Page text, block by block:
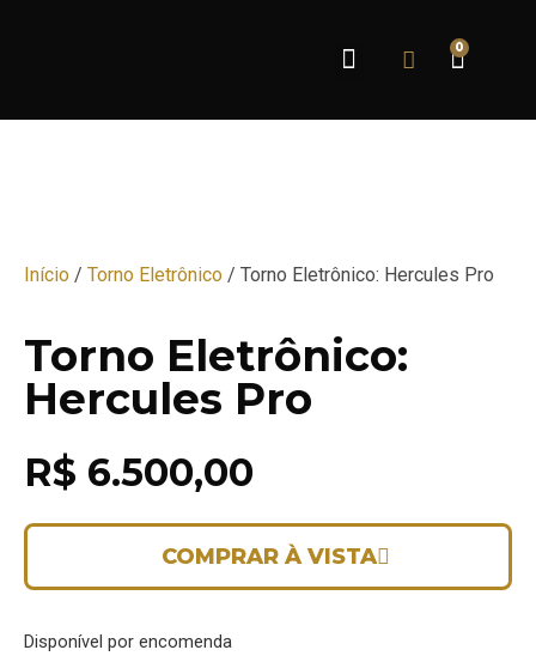
0
Início / Torno Eletrônico / Torno Eletrônico: Hercules Pro
Torno Eletrônico:
Hercules Pro
R$ 6.500,00
COMPRAR À VISTA
Disponível por encomenda